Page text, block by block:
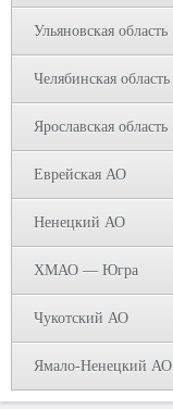
Ульяновская область
Челябинская область
Ярославская область
Еврейская АО
Ненецкий АО
ХМАО — Югра
Чукотский АО
Ямало-Ненецкий АО